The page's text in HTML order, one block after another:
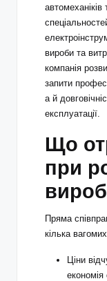
автомеханіків
вироби та
компанія
запити
а й
експлуатації.
Що
при
Пряма
кілька
Ціни
економія